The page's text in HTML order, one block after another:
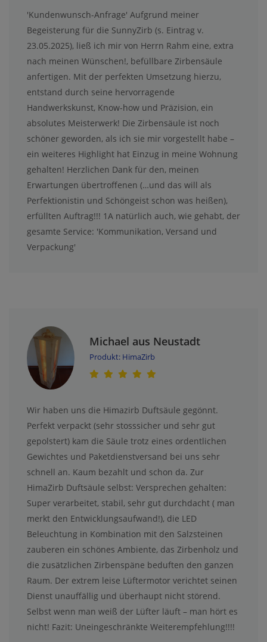
'Kundenwunsch-Anfrage' Aufgrund meiner
Begeisterung für die SunnyZirb (s. Eintrag v.
23.05.2025), ließ ich mir von Herrn Rahm eine, extra
nach meinen Wünschen!, befüllbare Zirbensäule
anfertigen. Mit der perfekten Umsetzung hierzu,
entstand durch seine hervorragende
Handwerkskunst, Know-how und Präzision, ein
absolutes Meisterwerk! Die Zirbensäule ist noch
schöner geworden, als ich sie mir vorgestellt habe –
ein weiteres Highlight hat Einzug in meine Wohnung
gehalten! Herzlichen Dank für den, meinen
Erwartungen übertroffenen (…und das will als
Perfektionistin und Schöngeist schon was heißen),
erfüllten Auftrag!!! 1A natürlich auch, wie gehabt, der
gesamte Service: 'Kommunikation, Versand und
Verpackung'
Michael aus Neustadt
Produkt: HimaZirb
Wir haben uns die Himazirb Duftsäule gegönnt.
Perfekt verpackt (sehr stosssicher und sehr gut
gepolstert) kam die Säule trotz eines ordentlichen
Gewichtes und Paketdienstversand bei uns sehr
schnell an. Kaum bezahlt und schon da. Zur
HimaZirb Duftsäule selbst: Versprechen gehalten:
Super verarbeitet, stabil, sehr gut durchdacht ( man
merkt den Entwicklungsaufwand!), die LED
Beleuchtung in Kombination mit den Salzsteinen
zauberen ein schönes Ambiente, das Zirbenholz und
die zusätzlichen Zirbenspäne beduften den ganzen
Raum. Der extrem leise Lüftermotor verichtet seinen
Dienst unauffällig und überhaupt nicht störend.
Selbst wenn man weiß der Lüfter läuft – man hört es
nicht! Fazit: Uneingeschränkte Weiterempfehlung!!!!